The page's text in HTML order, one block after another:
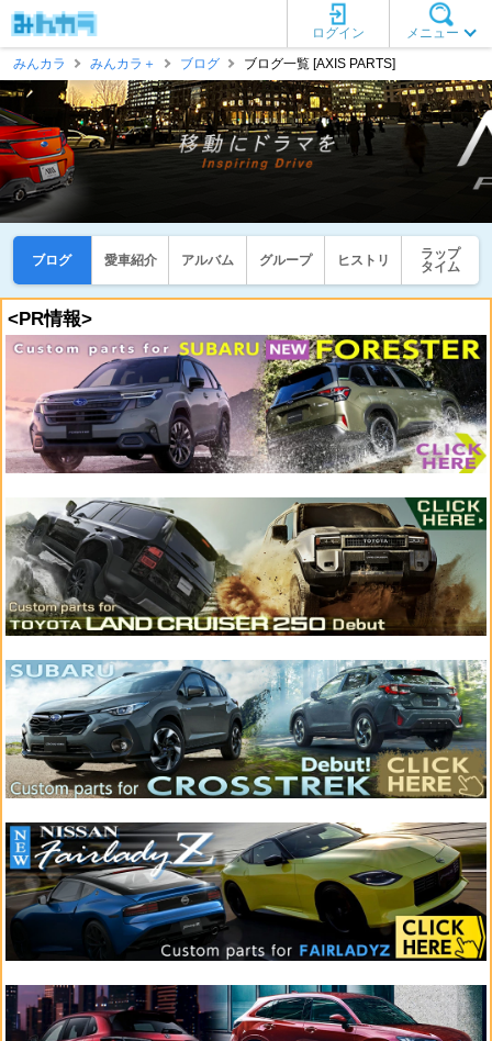
メニュー
ログイン
みんカラ
みんカラ＋ ブログ ブログ一覧 [AXIS PARTS]
ブログ 愛車紹介 アルバム グループ ヒストリ
ラップ
タイム
<PR情報>